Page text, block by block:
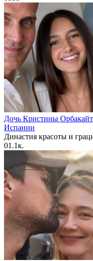
Дочь Кристины
Испании
Династия красоты и
01.1к.